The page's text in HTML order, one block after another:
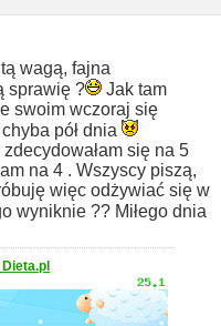
wagą, fajna
sprawię ?
Jak tam
swoim wczoraj się
pół dnia
się na 5
na 4 . Wszyscy piszą,
więc odżywiać się w
wyniknie ?? Miłego dnia